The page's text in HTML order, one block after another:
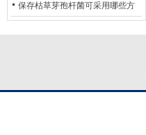
什么区别？
试剂盒原装干粉放一处储存吗？
保存枯草芽孢杆菌可采用哪些方